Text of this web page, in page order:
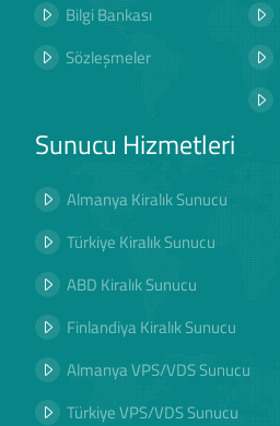
Bilgi Bankası
Sözleşmeler
Sunucu Hizmetleri
Almanya Kiralık Sunucu
Türkiye Kiralık Sunucu
ABD Kiralık Sunucu
Finlandiya Kiralık Sunucu
Almanya VPS/VDS Sunucu
Türkiye VPS/VDS Sunucu